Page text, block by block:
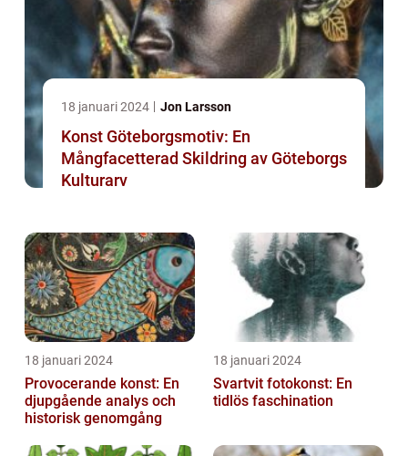
18 januari 2024 Jon Larsson
Konst Göteborgsmotiv: En
Mångfacetterad Skildring av Göteborgs
Kulturarv
18 januari 2024
Provocerande konst: En
djupgående analys och
historisk genomgång
18 januari 2024
Svartvit fotokonst: En
tidlös faschination